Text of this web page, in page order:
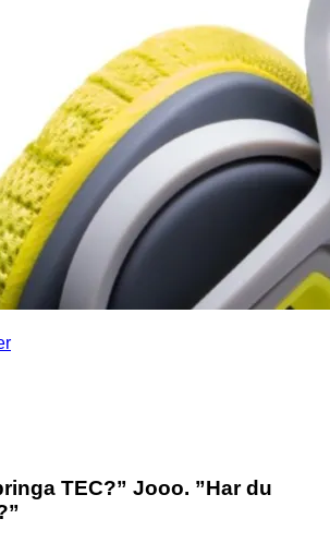
TEC?” Jooo. ”Har du